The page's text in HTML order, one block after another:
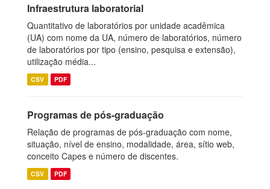
Infraestrutura laboratorial
Quantitativo de laboratórios por unidade acadêmica
(UA) com nome da UA, número de laboratórios, número
de laboratórios por tipo (ensino, pesquisa e extensão),
utilização média...
CSV PDF
Programas de pós-graduação
Relação de programas de pós-graduação com nome,
situação, nível de ensino, modalidade, área, sítio web,
conceito Capes e número de discentes.
CSV PDF